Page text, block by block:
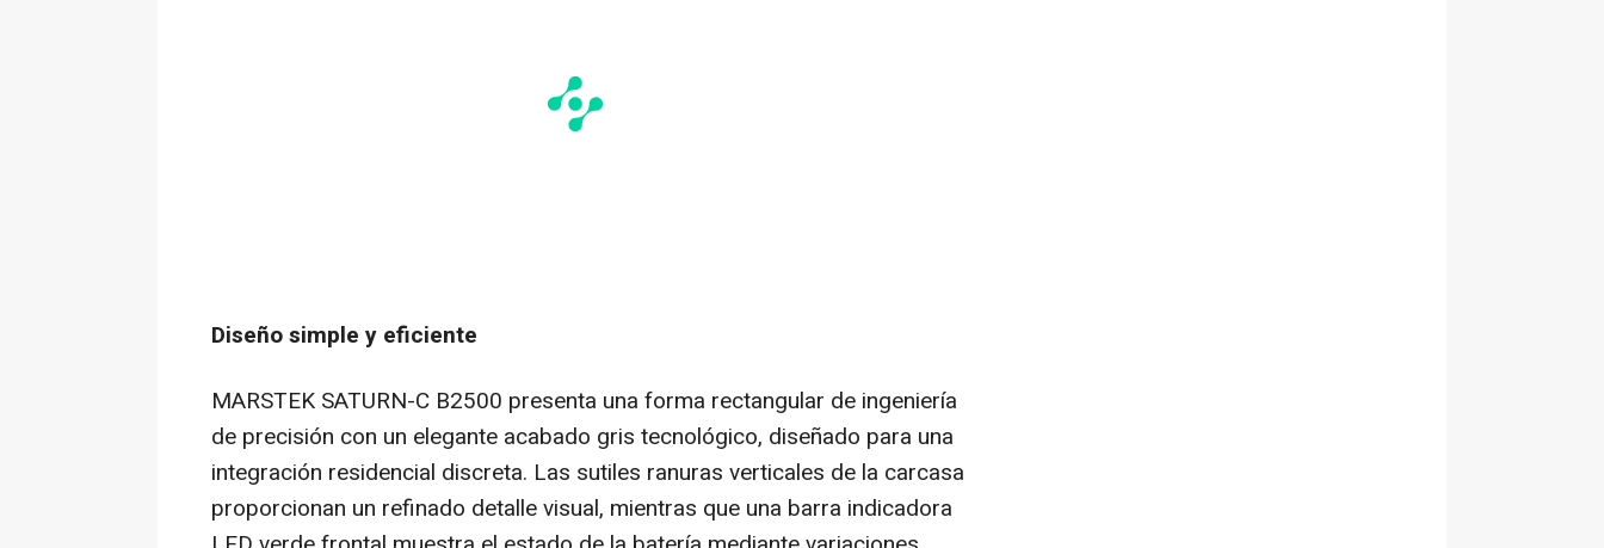
Diseño simple y eficiente
MARSTEK SATURN-C B2500 presenta una forma rectangular de ingeniería
de precisión con un elegante acabado gris tecnológico, diseñado para una
integración residencial discreta. Las sutiles ranuras verticales de la carcasa
proporcionan un refinado detalle visual, mientras que una barra indicadora